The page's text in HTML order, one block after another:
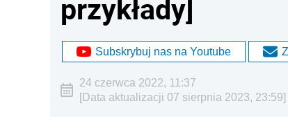
przykłady]
Subskrybuj nas na Youtube
24 czerwca 2022, 11:37
[Data aktualizacji 07 sierpnia 2023, 23:59]